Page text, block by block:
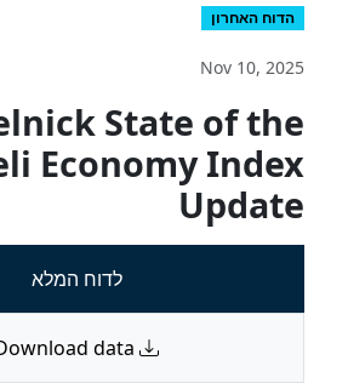
הדוח האחרון
Nov 10, 2025
State of the
Economy Index
Update
לדוח המלא